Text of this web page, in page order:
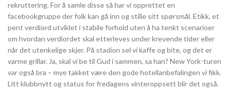
rekruttering. For å samle disse så har vi opprettet en
facebookgruppe der folk kan gå inn og stille sitt spørsmål. Etikk, et
pent verdiord utviklet i stabile forhold uten å ha tenkt scenarioer
om hvordan verdiordet skal etterleves under krevende tider eller
når det utenkelige skjer. På stadion sel vi kaffe og bite, og det er
varme grillar. Ja, skal vi be til Gud i sammen, sa han? New York-turen
var også bra – mye takket være den gode hotellanbefalingen vi fikk.
Litt klubbnytt og status for fredagens vinteroppsett blir det også.